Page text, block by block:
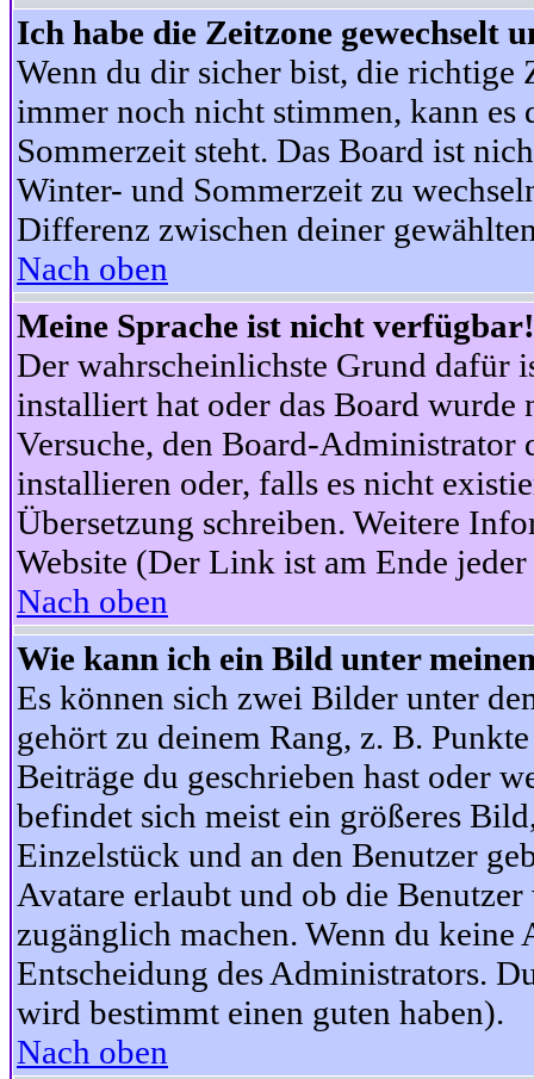
Ich habe die Zeitzone gewechselt
Wenn du dir sicher bist, die richtige
immer noch nicht stimmen, kann es
Sommerzeit steht. Das Board ist
Winter- und Sommerzeit zu
Differenz zwischen deiner
Nach oben
Meine Sprache ist nicht verfügbar!
Der wahrscheinlichste Grund dafür
installiert hat oder das Board wurde
Versuche, den Board-Administrator
installieren oder, falls es nicht
Übersetzung schreiben. Weitere
Website (Der Link ist am Ende jeder
Nach oben
Wie kann ich ein Bild unter
Es können sich zwei Bilder unter
gehört zu deinem Rang, z. B.
Beiträge du geschrieben hast oder
befindet sich meist ein größeres
Einzelstück und an den Benutzer
Avatare erlaubt und ob die
zugänglich machen. Wenn du keine
Entscheidung des Administrators.
wird bestimmt einen guten haben).
Nach oben